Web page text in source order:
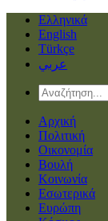
Ελληνικά
English
Türkçe
عربي
Αρχική
Πολιτική
Οικονομία
Βουλή
Κοινωνία
Εσωτερικά
Ευρώπη